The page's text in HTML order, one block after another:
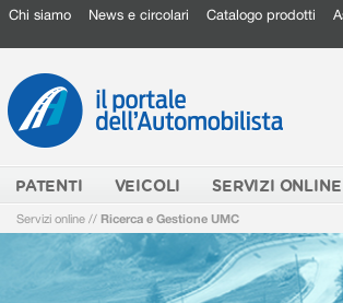
Chi siamo News e circolari Catalogo prodotti
PATENTI VEICOLI SERVIZI ONLINE
Servizi online // Ricerca e Gestione UMC